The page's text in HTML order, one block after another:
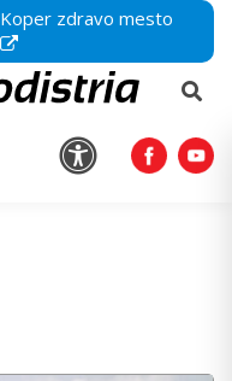
Koper zdravo mesto